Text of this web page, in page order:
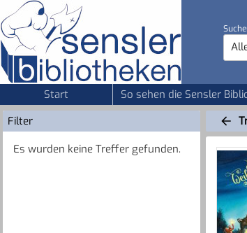
Start So sehen die Sensler
Filter
Es wurden keine Treffer gefunden.